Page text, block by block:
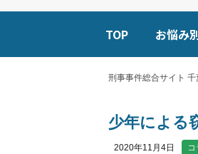
TOP お悩み
刑事事件総合サイト
少年による
2020年11月4日 コ